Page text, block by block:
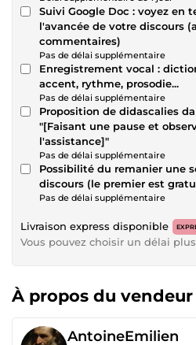
Suivi Google Doc : voyez en
l'avancée de votre discours
commentaires)
Pas de délai supplémentaire
Enregistrement vocal :
accent, rythme, prosodie...
Pas de délai supplémentaire
Proposition de didascalies
"[Faisant une pause et
l'assistance]"
Pas de délai supplémentaire
Possibilité du remanier une
discours (le premier est
Pas de délai supplémentaire
Livraison express disponible
Vous pouvez choisir un délai
À propos du vendeur
AntoineEmilien